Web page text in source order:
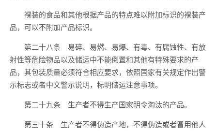
裸装的食品和其他根据产品的特点难以附加标识的裸装产
品，可以不附加产品标识。
第二十八条 易碎、易燃、易爆、有毒、有腐蚀性、有放
射性等危险物品以及储运中不能倒置和其他有特殊要求的产
品，其包装质量必须符合相应要求，依照国家有关规定作出警
示标志或者中文警示说明，标明储运注意事项。
第二十九条 生产者不得生产国家明令淘汰的产品。
第三十条 生产者不得伪造产地，不得伪造或者冒用他人